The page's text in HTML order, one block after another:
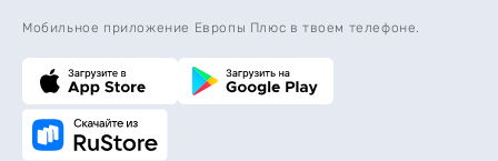
Мобильное приложение Европы Плюс в твоем телефоне.